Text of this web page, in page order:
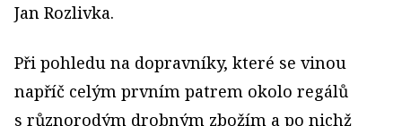
Jan Rozlivka.
Při pohledu na dopravníky, které se vinou
napříč celým prvním patrem okolo regálů
s různorodým drobným zbožím a po nichž